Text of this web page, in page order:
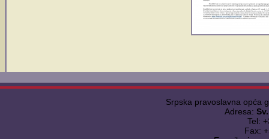
Srpska pravoslavna opća
Adresa:
Tel:
Fax: